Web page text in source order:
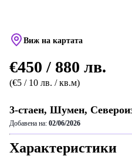
Виж на картата
€450 / 880 лв.
(€5 / 10 лв. / кв.м)
3-стаен, Шумен,
Добавена на: 02/06/2026
Характеристики